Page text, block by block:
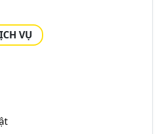
VỤ